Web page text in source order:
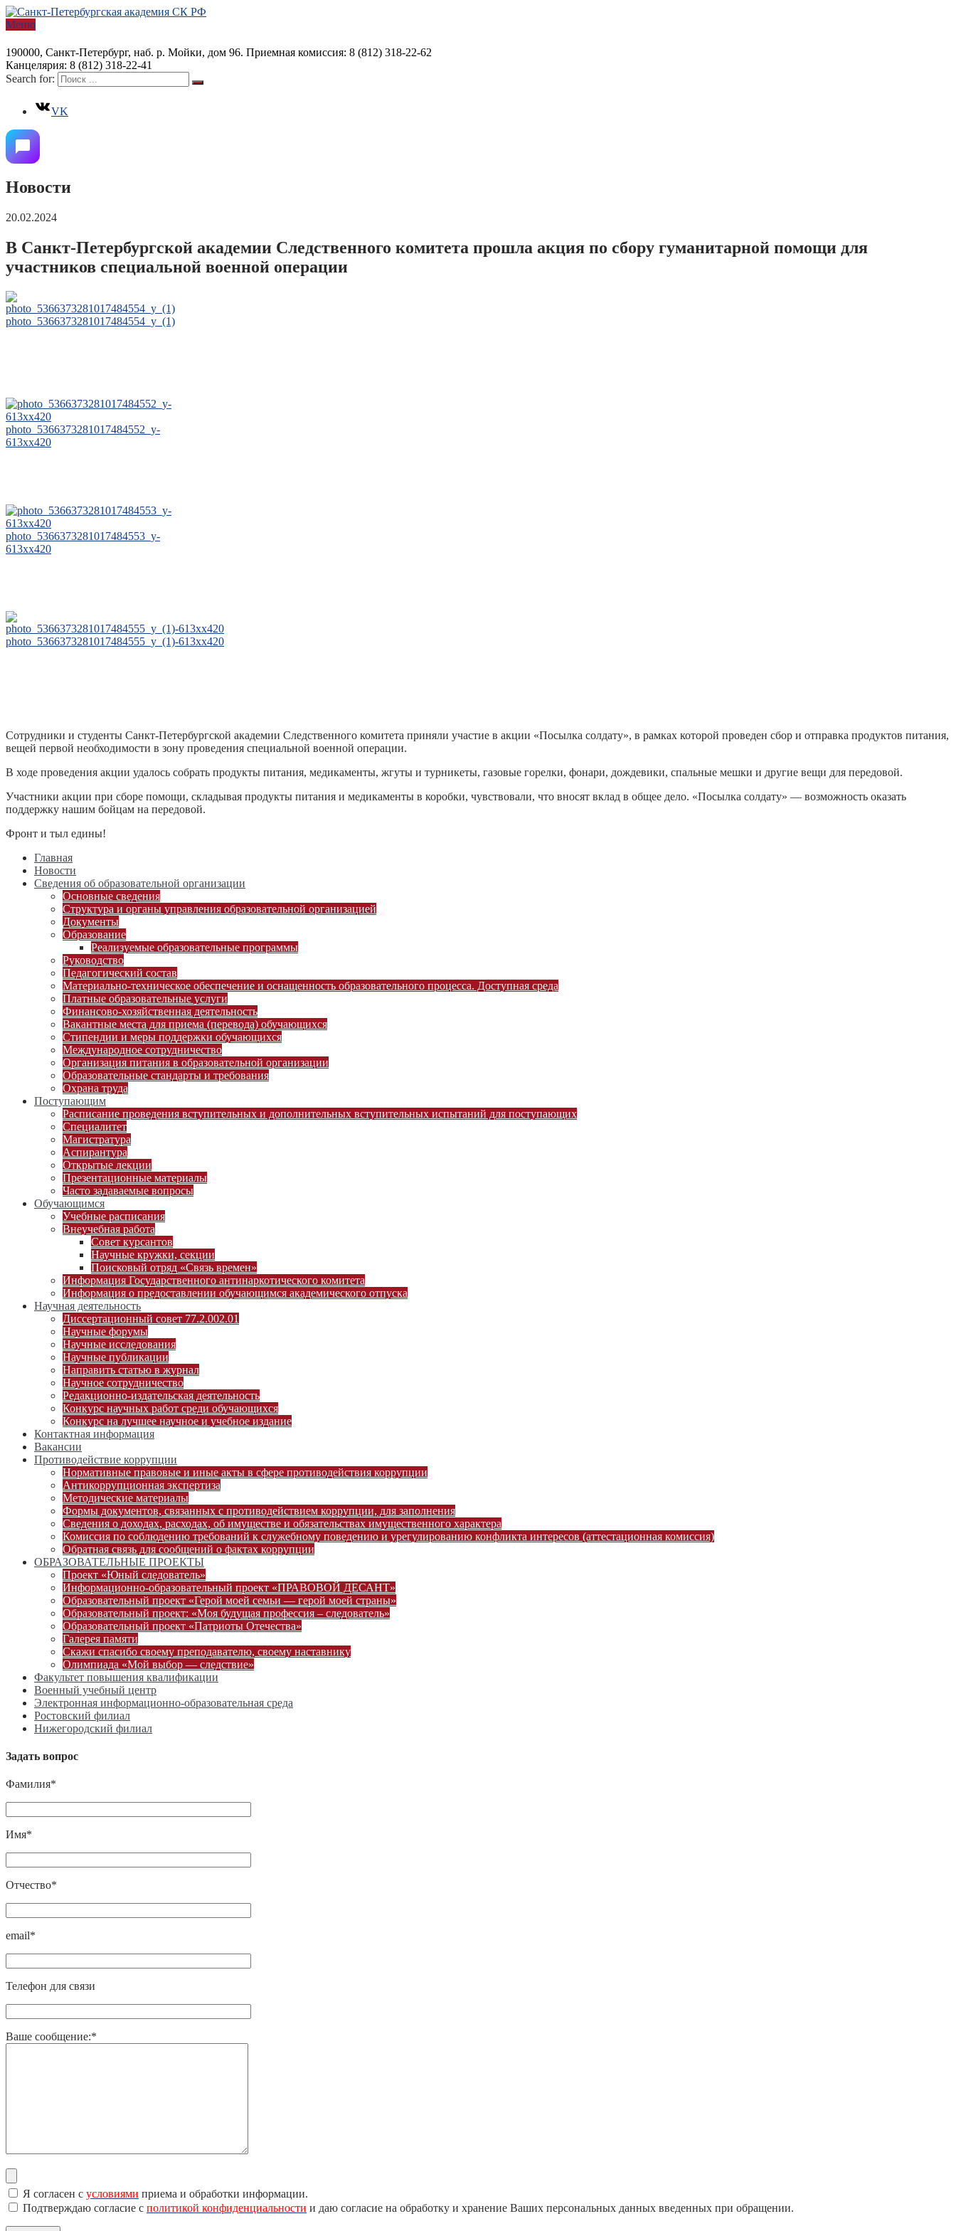
Меню
190000, Санкт-Петербург, наб. р. Мойки, дом 96. Приемная комиссия: 8 (812) 318-22-62
Канцелярия: 8 (812) 318-22-41
Search for:
VK
Новости
20.02.2024
В Санкт-Петербургской академии Следственного комитета прошла акция по сбору гуманитарной помощи для
участников специальной военной операции
photo_5366373281017484554_y_(1)
photo_5366373281017484552_y-
613xx420
photo_5366373281017484553_y-
613xx420
photo_5366373281017484555_y_(1)-613xx420
Сотрудники и студенты Санкт-Петербургской академии Следственного комитета приняли участие в акции «Посылка солдату», в рамках которой проведен сбор и отправка продуктов питания,
вещей первой необходимости в зону проведения специальной военной операции.
В ходе проведения акции удалось собрать продукты питания, медикаменты, жгуты и турникеты, газовые горелки, фонари, дождевики, спальные мешки и другие вещи для передовой.
Участники акции при сборе помощи, складывая продукты питания и медикаменты в коробки, чувствовали, что вносят вклад в общее дело. «Посылка солдату» — возможность оказать
поддержку нашим бойцам на передовой.
Фронт и тыл едины!
Главная
Новости
Сведения об образовательной организации
Основные сведения
Структура и органы управления образовательной организацией
Документы
Образование
Реализуемые образовательные программы
Руководство
Педагогический состав
Материально-техническое обеспечение и оснащенность образовательного процесса. Доступная среда
Платные образовательные услуги
Финансово-хозяйственная деятельность
Вакантные места для приема (перевода) обучающихся
Стипендии и меры поддержки обучающихся
Международное сотрудничество
Организация питания в образовательной организации
Образовательные стандарты и требования
Охрана труда
Поступающим
Расписание проведения вступительных и дополнительных вступительных испытаний для поступающих
Специалитет
Магистратура
Аспирантура
Открытые лекции
Презентационные материалы
Часто задаваемые вопросы
Обучающимся
Учебные расписания
Внеучебная работа
Совет курсантов
Научные кружки, секции
Поисковый отряд «Связь времен»
Информация Государственного антинаркотического комитета
Информация о предоставлении обучающимся академического отпуска
Научная деятельность
Диссертационный совет 77.2.002.01
Научные форумы
Научные исследования
Научные публикации
Направить статью в журнал
Научное сотрудничество
Редакционно-издательская деятельность
Конкурс научных работ среди обучающихся
Конкурс на лучшее научное и учебное издание
Контактная информация
Вакансии
Противодействие коррупции
Нормативные правовые и иные акты в сфере противодействия коррупции
Антикоррупционная экспертиза
Методические материалы
Формы документов, связанных с противодействием коррупции, для заполнения
Сведения о доходах, расходах, об имуществе и обязательствах имущественного характера
Комиссия по соблюдению требований к служебному поведению и урегулированию конфликта интересов (аттестационная комиссия)
Обратная связь для сообщений о фактах коррупции
ОБРАЗОВАТЕЛЬНЫЕ ПРОЕКТЫ
Проект «Юный следователь»
Информационно-образовательный проект «ПРАВОВОЙ ДЕСАНТ»
Образовательный проект «Герой моей семьи — герой моей страны»
Образовательный проект: «Моя будущая профессия – следователь»
Образовательный проект «Патриоты Отечества»
Галерея памяти
Скажи спасибо своему преподавателю, своему наставнику
Олимпиада «Мой выбор — следствие»
Факультет повышения квалификации
Военный учебный центр
Электронная информационно-образовательная среда
Ростовский филиал
Нижегородский филиал
Задать вопрос
Фамилия*
Имя*
Отчество*
email*
Телефон для связи
Ваше сообщение:*
Я согласен с условиями приема и обработки информации.
Подтверждаю согласие с политикой конфиденциальности и даю согласие на обработку и хранение Ваших персональных данных введенных при обращении.